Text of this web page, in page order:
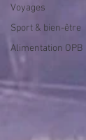
Voyages
Sport & bien-être
Alimentation OPB